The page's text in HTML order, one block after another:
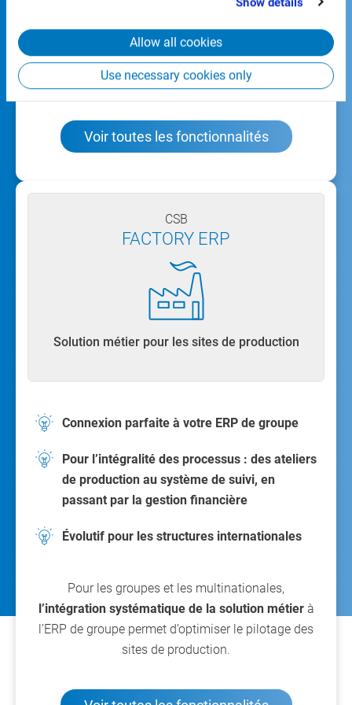
Allow all cookies
Use necessary cookies only
représenter tous les secteurs de votre chaîne de
création de valeur, en largeur comme en
profondeur.
Voir toutes les fonctionnalités
CSB
FACTORY ERP
Solution métier pour les sites de production
Connexion parfaite à votre ERP de groupe
Pour l’intégralité des processus : des ateliers
de production au système de suivi, en
passant par la gestion financière
Évolutif pour les structures internationales
Pour les groupes et les multinationales,
l’intégration systématique de la solution métierà
l’ERP de groupe permet d’optimiser le pilotage des
sites de production.